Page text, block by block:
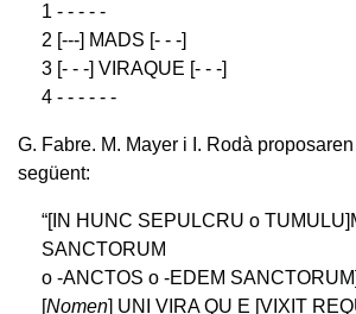
1 - - - - -
2 [---] MADS [- - -]
3 [- - -] VIRAQUE [- - -]
4 - - - - - -
G. Fabre. M. Mayer i I. Rodà
següent:
“[IN HUNC SEPULCRU o
SANCTORUM
o -ANCTOS o -EDEM SANCTORUM]
Nomen ] UNI VIRA QU E [VIXIT